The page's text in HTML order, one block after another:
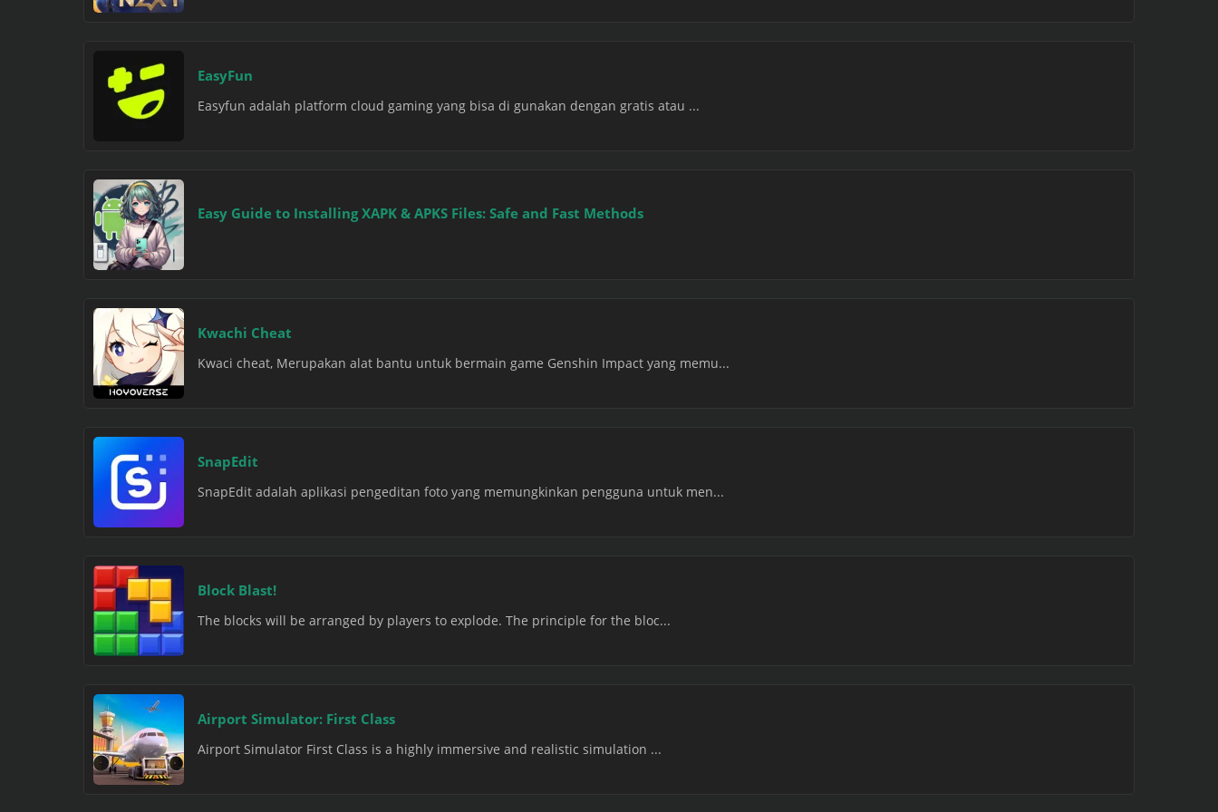
EasyFun
Easyfun adalah platform cloud gaming yang bisa di gunakan dengan gratis atau ...
Easy Guide to Installing XAPK & APKS Files: Safe and Fast Methods
Kwachi Cheat
Kwaci cheat, Merupakan alat bantu untuk bermain game Genshin Impact yang memu...
SnapEdit
SnapEdit adalah aplikasi pengeditan foto yang memungkinkan pengguna untuk men...
Block Blast!
The blocks will be arranged by players to explode. The principle for the bloc...
Airport Simulator: First Class
Airport Simulator First Class is a highly immersive and realistic simulation ...